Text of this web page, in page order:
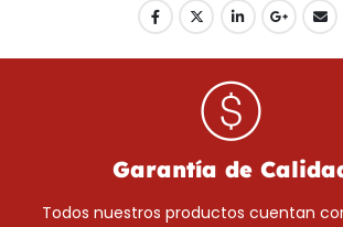
Garantía de
Todos nuestros productos cuentan